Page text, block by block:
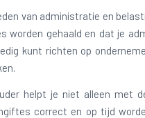
van administratie en
worden gehaald en dat je
kunt richten op
helpt je niet alleen met
correct en op tijd